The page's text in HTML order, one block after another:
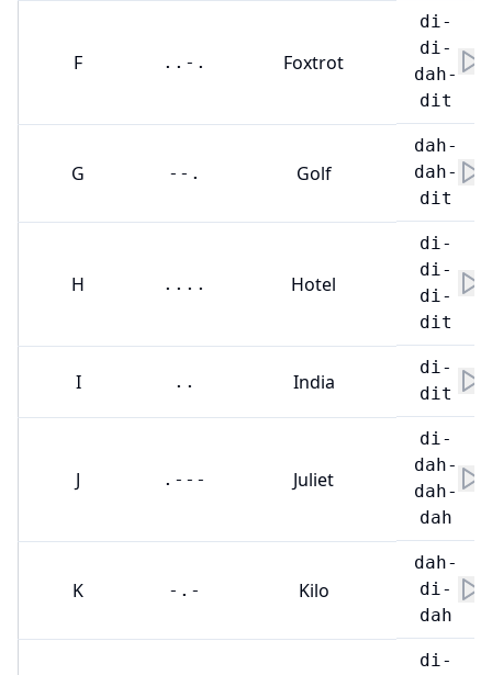
F ..-. Foxtrot
di-
di-
dah-
dit
G --. Golf
dah-
dah-
dit
H .... Hotel
di-
di-
di-
dit
I .. India
di-
dit
J .--- Juliet
di-
dah-
dah-
dah
K -.- Kilo
dah-
di-
dah
di-